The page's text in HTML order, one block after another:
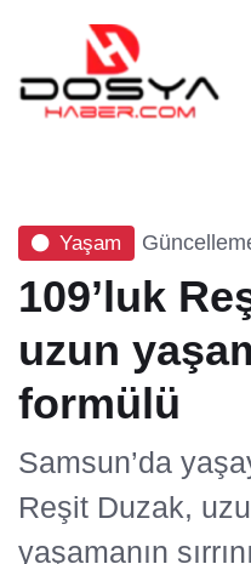
Yaşam
109’luk
uzun
formülü
Samsun’da
Reşit Duzak,
yaşamanın